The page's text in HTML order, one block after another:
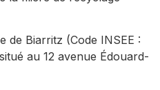
de Biarritz (Code INSEE :
au 12 avenue Édouard-